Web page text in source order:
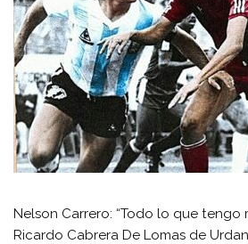
Nelson Carrero: “Todo lo que tengo
Ricardo Cabrera De Lomas de